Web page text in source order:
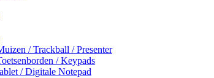
/ Trackball / Presenter
/ Keypads
/ Digitale Notepad